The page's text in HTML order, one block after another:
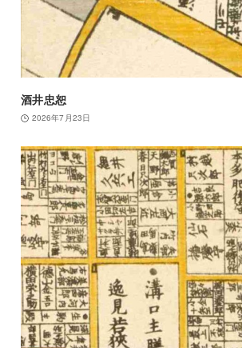
酒井忠恕
2026年7月23日